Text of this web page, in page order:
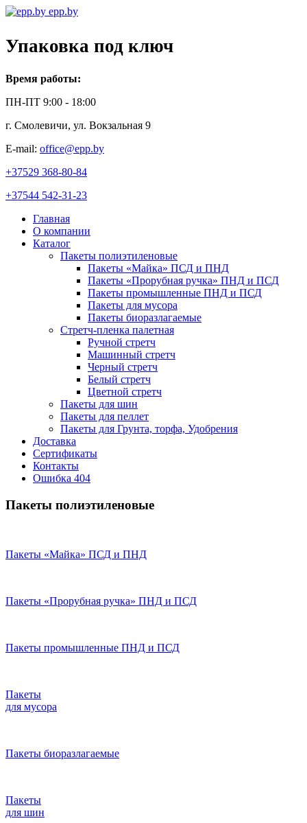
epp.by
Упаковка под ключ
Время работы:
ПН-ПТ 9:00 - 18:00
г. Смолевичи, ул. Вокзальная 9
E-mail: office@epp.by
+37529 368-80-84
+37544 542-31-23
Главная
О компании
Каталог
Пакеты полиэтиленовые
Пакеты «Майка» ПСД и ПНД
Пакеты «Прорубная ручка» ПНД и ПСД
Пакеты промышленные ПНД и ПСД
Пакеты для мусора
Пакеты биоразлагаемые
Стретч-пленка палетная
Ручной стретч
Машинный стретч
Черный стретч
Белый стретч
Цветной стретч
Пакеты для шин
Пакеты для пеллет
Пакеты для Грунта, торфа, Удобрения
Доставка
Сертификаты
Контакты
Ошибка 404
Пакеты полиэтиленовые
Пакеты «Майка» ПСД и ПНД
Пакеты «Прорубная ручка» ПНД и ПСД
Пакеты промышленные ПНД и ПСД
Пакеты
для мусора
Пакеты биоразлагаемые
Пакеты
для шин